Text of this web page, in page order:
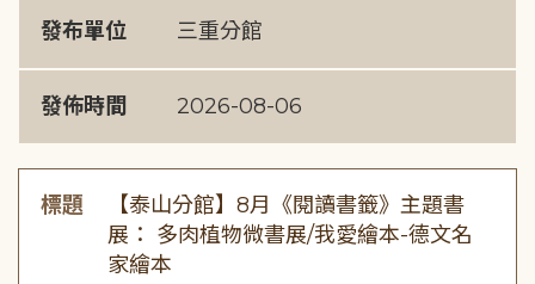
發布單位 三重分館
發佈時間 2026-08-06
標題
【泰山分館】8月《閱讀書籤》主題書
展： 多肉植物微書展/我愛繪本-德文名
家繪本